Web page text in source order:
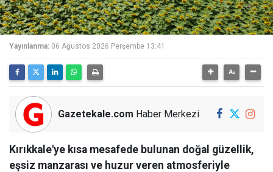
Yayınlanma: 06 Ağustos 2026 Perşembe 13:41
Gazetekale.com Haber Merkezi
Kırıkkale'ye kısa mesafede bulunan doğal güzellik,
eşsiz manzarası ve huzur veren atmosferiyle